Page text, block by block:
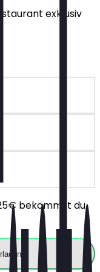
exklusiv
bekommst du